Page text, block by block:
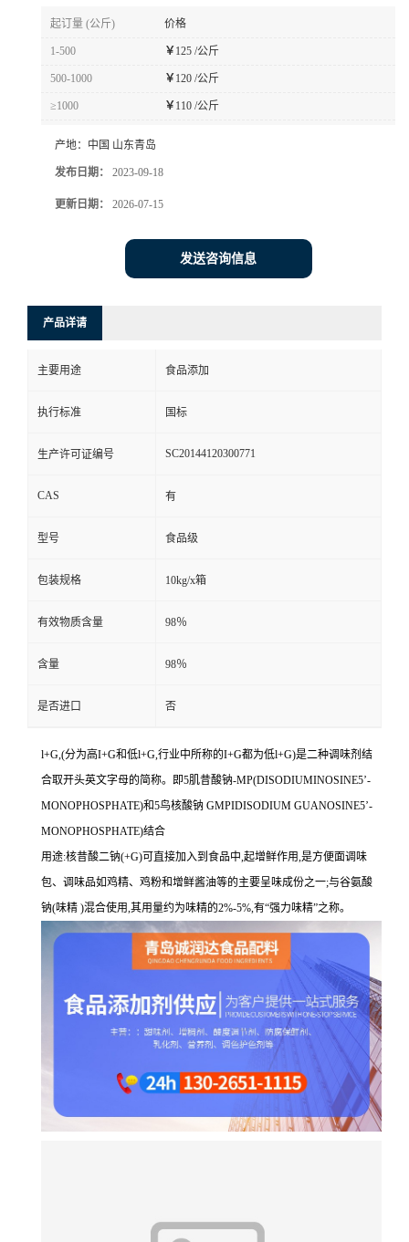
起订量 (公斤) 价格
1-500 ￥ 125 /公斤
500-1000 ￥ 120 /公斤
≥1000 ￥ 110 /公斤
产地： 中国 山东青岛
发布日期： 2023-09-18
更新日期： 2026-07-15
发送咨询信息
产品详请
主要用途 食品添加
执行标准 国标
生产许可证编号 SC20144120300771
CAS 有
型号 食品级
包装规格 10kg/x箱
有效物质含量 98％
含量 98％
是否进口 否
l+G,(分为高I+G和低l+G,行业中所称的I+G都为低l+G)是二种调味剂结
合取开头英文字母的简称。即5肌昔酸钠-MP(DISODIUMINOSINE5’-
MONOPHOSPHATE)和5鸟核酸钠 GMPIDISODIUM GUANOSINE5’-
MONOPHOSPHATE)结合
用途:核昔酸二钠(+G)可直接加入到食品中,起增鲜作用,是方便面调味
包、调味品如鸡精、鸡粉和增鲜酱油等的主要呈味成份之一;与谷氨酸
钠(味精 )混合使用,其用量约为味精的2%-5%,有“强力味精”之称。